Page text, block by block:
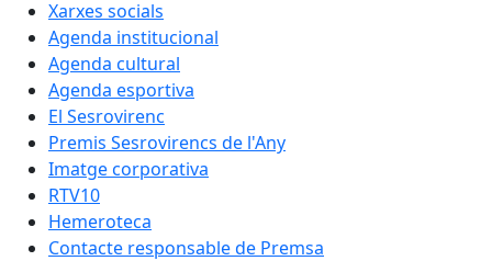
Xarxes socials
Agenda institucional
Agenda cultural
Agenda esportiva
El Sesrovirenc
Premis Sesrovirencs de l'Any
Imatge corporativa
RTV10
Hemeroteca
Contacte responsable de Premsa